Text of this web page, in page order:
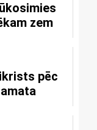
zem
pēc
amata